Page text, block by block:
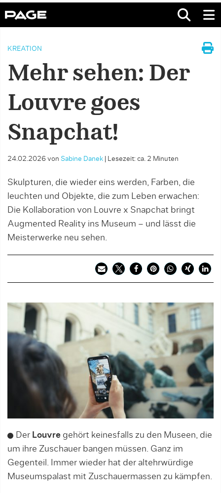
KREATION
Mehr sehen: Der
Louvre goes
Snapchat!
24.02.2026 von Sabine Danek Lesezeit: ca. 2 Minuten
Skulpturen, die wieder eins werden, Farben, die
leuchten und Objekte, die zum Leben erwachen:
Die Kollaboration von Louvre x Snapchat bringt
Augmented Reality ins Museum – und lässt die
Meisterwerke neu sehen.
Der Louvre gehört keinesfalls zu den Museen, die
um ihre Zuschauer bangen müssen. Ganz im
Gegenteil. Immer wieder hat der altehrwürdige
Museumspalast mit Zuschauermassen zu kämpfen.